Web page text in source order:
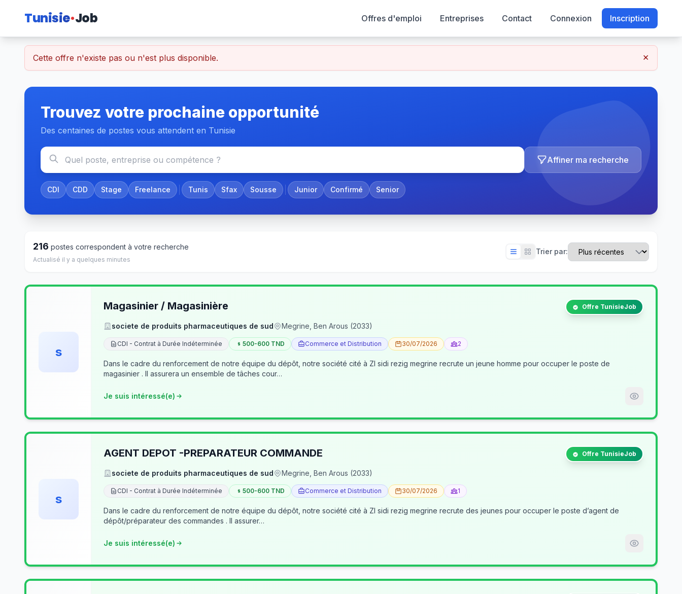
Tunisie Job Offres d'emploi Entreprises Contact Connexion Inscription
Cette offre n'existe pas ou n'est plus disponible. ×
Trouvez votre prochaine opportunité
Des centaines de postes vous attendent en Tunisie
Affiner ma recherche
CDI CDD Stage Freelance Tunis Sfax Sousse Junior Confirmé Senior
216 postes correspondent à votre recherche
Actualisé il y a quelques minutes
Trier par:
s
Magasinier / Magasinière Offre TunisieJob
societe de produits pharmaceutiques de sud Megrine, Ben Arous (2033)
CDI - Contrat à Durée Indéterminée 500-600 TND Commerce et Distribution 30/07/2026 2
Dans le cadre du renforcement de notre équipe du dépôt, notre société cité à ZI sidi rezig megrine recrute un jeune homme pour occuper le poste de
magasinier . Il assurera un ensemble de tâches cour…
Je suis intéressé(e)
s
AGENT DEPOT -PREPARATEUR COMMANDE Offre TunisieJob
societe de produits pharmaceutiques de sud Megrine, Ben Arous (2033)
CDI - Contrat à Durée Indéterminée 500-600 TND Commerce et Distribution 30/07/2026 1
Dans le cadre du renforcement de notre équipe du dépôt, notre société cité à ZI sidi rezig megrine recrute des jeunes pour occuper le poste d’agent de
dépôt/préparateur des commandes . Il assurer…
Je suis intéressé(e)